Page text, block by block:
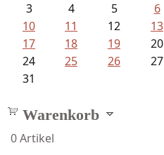
3
4 5 6
10
11 12 13
17
18 19 20
24
25 26 27
31
Warenkorb
0Artikel